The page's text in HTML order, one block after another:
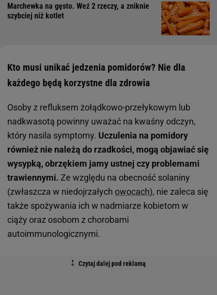
Marchewka na gęsto. Weź 2 rzeczy, a zniknie
szybciej niż kotlet
Kto musi unikać jedzenia pomidorów? Nie dla
każdego będą korzystne dla zdrowia
Osoby z refluksem żołądkowo-przełykowym lub
nadkwasotą powinny uważać na kwaśny odczyn,
który nasila symptomy. Uczulenia na pomidory
również nie należą do rzadkości, mogą objawiać się
wysypką, obrzękiem jamy ustnej czy problemami
trawiennymi. Ze względu na obecność solaniny
(zwłaszcza w niedojrzałych owocach), nie zaleca się
także spożywania ich w nadmiarze kobietom w
ciąży oraz osobom z chorobami
autoimmunologicznymi.